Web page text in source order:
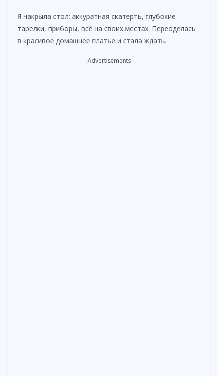
Я накрыла стол: аккуратная скатерть, глубокие
тарелки, приборы, всё на своих местах. Переоделась
в красивое домашнее платье и стала ждать.
Advertisements